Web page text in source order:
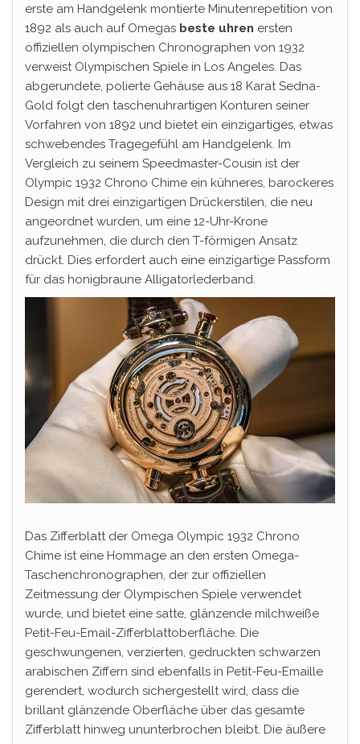
erste am Handgelenk montierte Minutenrepetition von
1892 als auch auf Omegas beste uhren ersten
offiziellen olympischen Chronographen von 1932
verweist Olympischen Spiele in Los Angeles. Das
abgerundete, polierte Gehäuse aus 18 Karat Sedna-
Gold folgt den taschenuhrartigen Konturen seiner
Vorfahren von 1892 und bietet ein einzigartiges, etwas
schwebendes Tragegefühl am Handgelenk. Im
Vergleich zu seinem Speedmaster-Cousin ist der
Olympic 1932 Chrono Chime ein kühneres, barockeres
Design mit drei einzigartigen Drückerstilen, die neu
angeordnet wurden, um eine 12-Uhr-Krone
aufzunehmen, die durch den T-förmigen Ansatz
drückt. Dies erfordert auch eine einzigartige Passform
für das honigbraune Alligatorlederband.
Das Zifferblatt der Omega Olympic 1932 Chrono
Chime ist eine Hommage an den ersten Omega-
Taschenchronographen, der zur offiziellen
Zeitmessung der Olympischen Spiele verwendet
wurde, und bietet eine satte, glänzende milchweiße
Petit-Feu-Email-Zifferblattoberfläche. Die
geschwungenen, verzierten, gedruckten schwarzen
arabischen Ziffern sind ebenfalls in Petit-Feu-Emaille
gerendert, wodurch sichergestellt wird, dass die
brillant glänzende Oberfläche über das gesamte
Zifferblatt hinweg ununterbrochen bleibt. Die äußere